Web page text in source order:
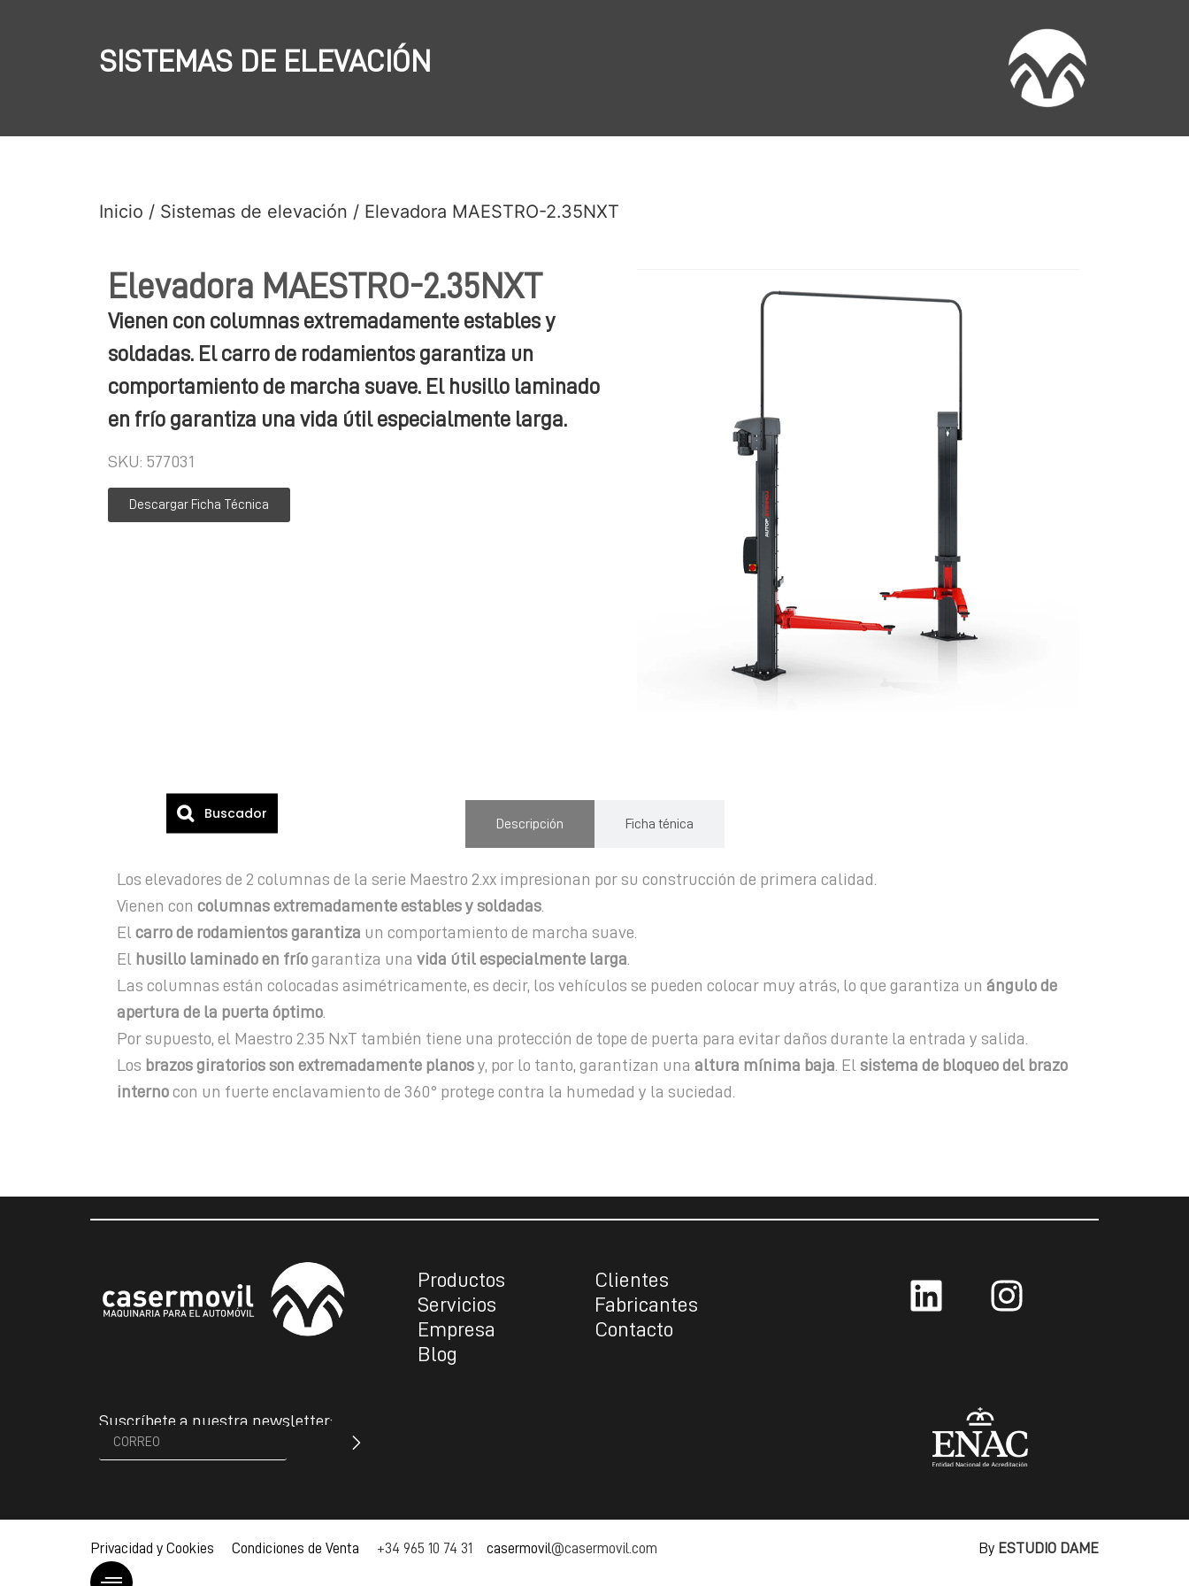
SISTEMAS DE ELEVACIÓN
Inicio / Sistemas de elevación / Elevadora MAESTRO-2.35NXT
Elevadora MAESTRO-2.35NXT
Vienen con columnas extremadamente estables y
soldadas. El carro de rodamientos garantiza un
comportamiento de marcha suave. El husillo laminado
en frío garantiza una vida útil especialmente larga.
SKU: 577031
Descargar Ficha Técnica
Descripción Ficha ténica
Los elevadores de 2 columnas de la serie Maestro 2.xx impresionan por su construcción de primera calidad.
Vienen con columnas extremadamente estables y soldadas
El carro de rodamientos garantiza un comportamiento de marcha suave.
El husillo laminado en frío garantiza una vida útil especialmente larga
Las columnas están colocadas asimétricamente, es decir, los vehículos se pueden colocar muy atrás, lo que garantiza un ángulo de
apertura de la puerta óptimo
Por supuesto, el Maestro 2.35 NxT también tiene una protección de tope de puerta para evitar daños durante la entrada y salida.
Los brazos giratorios son extremadamente planos y, por lo tanto, garantizan una altura mínima baja . El sistema de bloqueo del brazo
interno con un fuerte enclavamiento de 360° protege contra la humedad y la suciedad.
Productos
Servicios
Empresa
Blog
Clientes
Fabricantes
Contacto
Suscríbete a nuestra newsletter:
Privacidad y Cookies Condiciones de Venta +34 965 10 74 31 casermovil@casermovil.com By ESTUDIO DAME
Buscador